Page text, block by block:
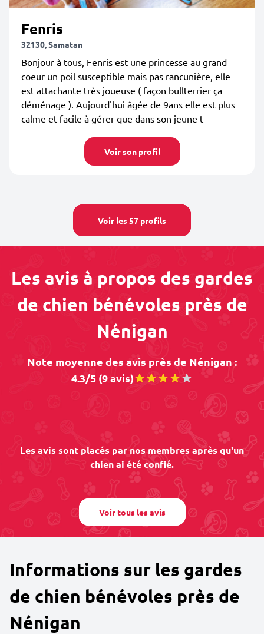
Fenris
32130, Samatan
Bonjour à tous, Fenris est une princesse au grand
coeur un poil susceptible mais pas rancunière, elle
est attachante très joueuse ( façon bullterrier ça
déménage ). Aujourd'hui âgée de 9ans elle est plus
calme et facile à gérer que dans son jeune t
Voir son profil
Voir les 57 profils
Les avis à propos des gardes
de chien bénévoles près de
Nénigan
Note moyenne des avis près de Nénigan :
4.3/5 (9 avis)
Les avis sont placés par nos membres après qu'un
chien ai été confié.
Voir tous les avis
Informations sur les gardes
de chien bénévoles près de
Nénigan